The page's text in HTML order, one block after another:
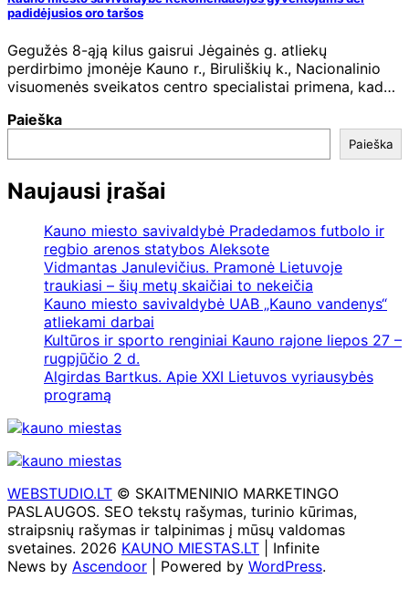
padidėjusios oro taršos
Gegužės 8-ąją kilus gaisrui Jėgainės g. atliekų
perdirbimo įmonėje Kauno r., Biruliškių k., Nacionalinio
visuomenės sveikatos centro specialistai primena, kad…
Paieška
Paieška
Naujausi įrašai
Kauno miesto savivaldybė Pradedamos futbolo ir
regbio arenos statybos Aleksote
Vidmantas Janulevičius. Pramonė Lietuvoje
traukiasi – šių metų skaičiai to nekeičia
Kauno miesto savivaldybė UAB „Kauno vandenys“
atliekami darbai
Kultūros ir sporto renginiai Kauno rajone liepos 27 –
rugpjūčio 2 d.
Algirdas Bartkus. Apie XXI Lietuvos vyriausybės
programą
WEBSTUDIO.LT © SKAITMENINIO MARKETINGO
PASLAUGOS. SEO tekstų rašymas, turinio kūrimas,
straipsnių rašymas ir talpinimas į mūsų valdomas
svetaines. 2026 KAUNO MIESTAS.LT | Infinite
News by Ascendoor | Powered by WordPress.